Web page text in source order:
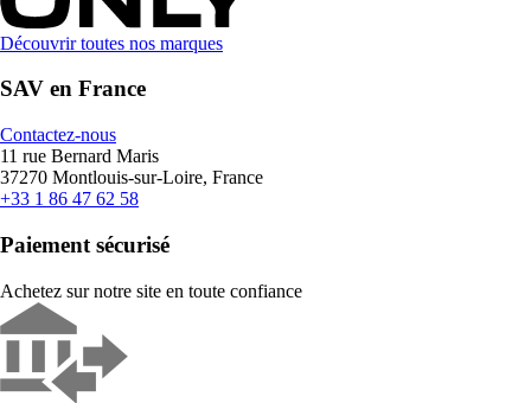
Découvrir toutes nos marques
SAV en France
Contactez-nous
11 rue Bernard Maris
37270 Montlouis-sur-Loire, France
+33 1 86 47 62 58
Paiement sécurisé
Achetez sur notre site en toute confiance